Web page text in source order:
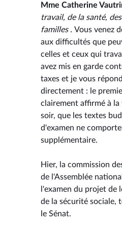
Mme Catherine
travail, de la santé,
familles . Vous venez
aux difficultés que
celles et ceux qui
avez mis en garde
taxes et je vous
directement : le
clairement affirmé à
soir, que les textes
d'examen ne
supplémentaire.
Hier, la commission
de l'Assemblée
l'examen du projet de
de la sécurité sociale,
le Sénat.